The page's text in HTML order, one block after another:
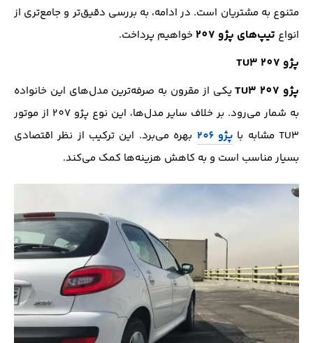
متنوع به مشتریان است. در ادامه، به بررسی دقیق‌تر و جامع‌تری از
انواع تیپ‌های پژو 207 خواهیم پرداخت.
پژو 207 TU3
پژو 207 TU3
یکی از مقرون به صرفه‌ترین مدل‌های این خانواده
به شمار می‌رود. بر خلاف سایر مدل‌ها، این نوع پژو 207 از موتور
TU3 مشابه با
پژو 206
بهره می‌برد. این ترکیب از نظر اقتصادی
بسیار مناسب است و به کاهش هزینه‌ها کمک می‌کند.